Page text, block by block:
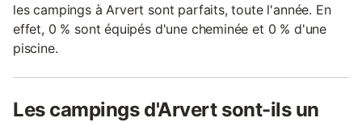
les campings à Arvert sont parfaits, toute l'année. En
effet, 0 % sont équipés d'une cheminée et 0 % d'une
piscine.
Les campings d'Arvert sont-ils un